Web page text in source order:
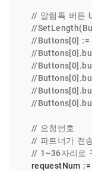
// 알림톡 버튼
//
//Buttons[0] :=
//
//
//
//
//
// 요청번호
// 파트너가 전
// 1~36자리로
    requestNum :=